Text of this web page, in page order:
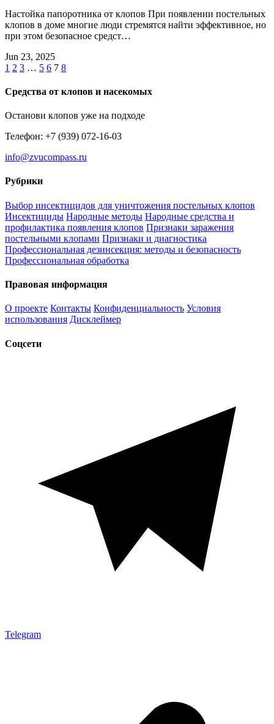
Настойка папоротника от клопов При появлении постельных
клопов в доме многие люди стремятся найти эффективное, но
при этом безопасное средст…
Jun 23, 2025
1 2 3 … 5 6 7 8
Средства от клопов и насекомых
Останови клопов уже на подходе
Телефон: +7 (939) 072-16-03
info@zvucompass.ru
Рубрики
Выбор инсектицидов для уничтожения постельных клопов
Инсектициды Народные методы Народные средства и
профилактика появления клопов Признаки заражения
постельными клопами Признаки и диагностика
Профессиональная дезинсекция: методы и безопасность
Профессиональная обработка
Правовая информация
О проекте Контакты Конфиденциальность Условия
использования Дисклеймер
Соцсети
Telegram